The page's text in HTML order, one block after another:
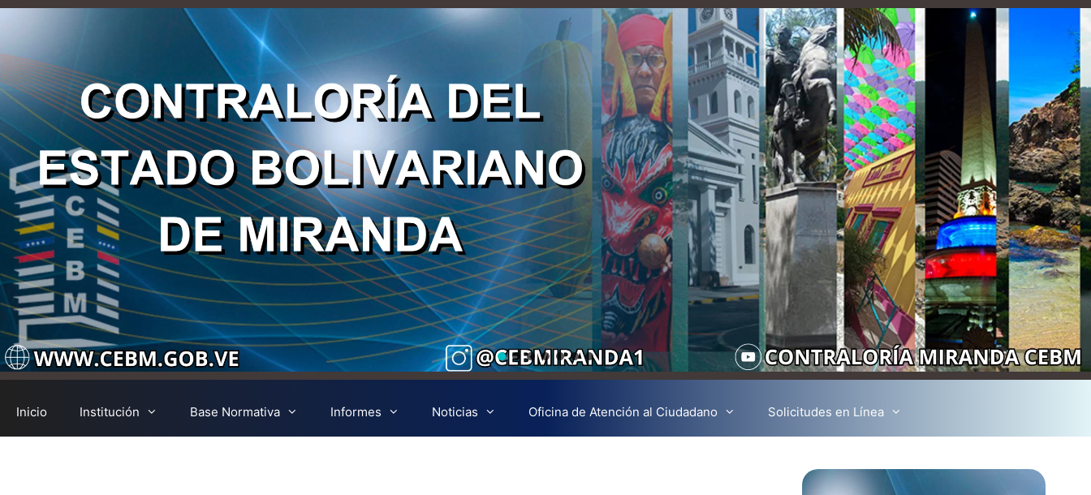
Inicio Institución Base Normativa Informes Noticias Oficina de Atención al Ciudadano Solicitudes en Línea